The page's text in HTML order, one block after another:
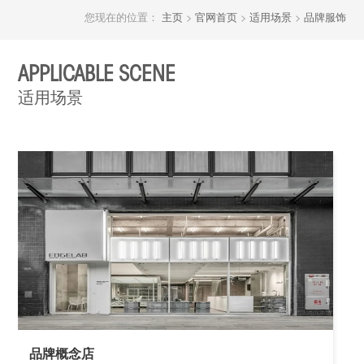
您现在的位置： 主页> 官网首页> 适用场景> 品牌服饰
APPLICABLE SCENE
适用场景
品牌概念店